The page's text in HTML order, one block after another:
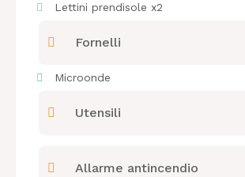
Lettini prendisole x2
Fornelli
Microonde
Utensili
Allarme antincendio